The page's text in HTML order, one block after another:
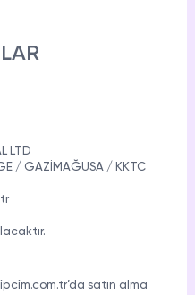
VIMEO
sosyal medya hizmet
Instagram,
sayfalarını
“takipçi”, “beğeni”,
ve “yorum”
sahip profiller
LTD
/ GAZİMAĞUSA / KKTC
satın alma